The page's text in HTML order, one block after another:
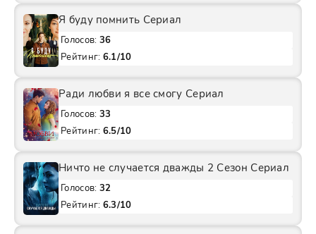
Я буду помнить Сериал
Голосов: 36
Рейтинг: 6.1/10
Ради любви я все смогу Сериал
Голосов: 33
Рейтинг: 6.5/10
Ничто не случается дважды 2 Сезон Сериал
Голосов: 32
Рейтинг: 6.3/10